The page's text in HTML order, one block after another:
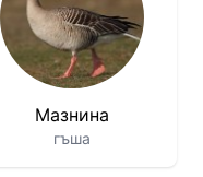
Мазнина
гъша